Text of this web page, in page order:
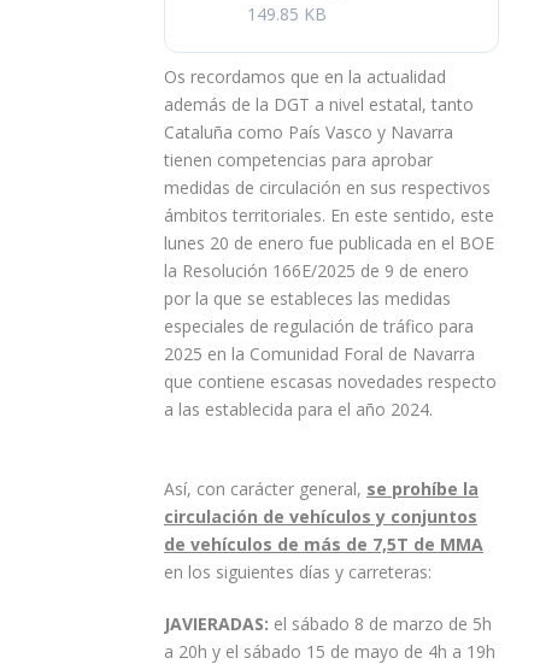
149.85 KB
Os recordamos que en la actualidad
además de la DGT a nivel estatal, tanto
Cataluña como País Vasco y Navarra
tienen competencias para aprobar
medidas de circulación en sus respectivos
ámbitos territoriales. En este sentido, este
lunes 20 de enero fue publicada en el BOE
la Resolución 166E/2025 de 9 de enero
por la que se estableces las medidas
especiales de regulación de tráfico para
2025 en la Comunidad Foral de Navarra
que contiene escasas novedades respecto
a las establecida para el año 2024.
Así, con carácter general, se prohíbe la
circulación de vehículos y conjuntos
de vehículos de más de 7,5T de MMA
en los siguientes días y carreteras:
JAVIERADAS: el sábado 8 de marzo de 5h
a 20h y el sábado 15 de mayo de 4h a 19h